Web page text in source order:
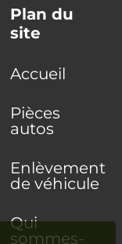
Plan du
site
Accueil
Pièces
autos
Enlèvement
de véhicule
Qui
sommes-